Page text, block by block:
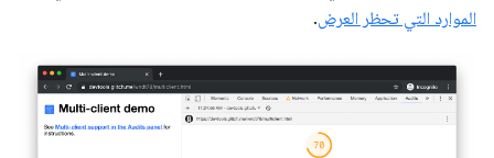
الموارد التي تحظر العرض.